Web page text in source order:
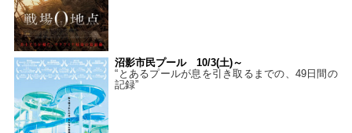
沼影市民プール 10/3(土)～
“とあるプールが息を引き取るまでの、49日間の
記録”